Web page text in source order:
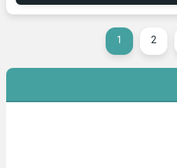
1 2